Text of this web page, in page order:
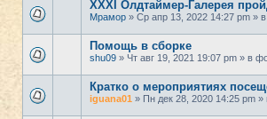
XXXI Олдтаймер-Галерея
Мрамор » Ср апр 13, 2022 14:27 pm »
Помощь в сборке
shu09 » Чт авг 19, 2021 19:07 pm » в
Кратко о мероприятиях
iguana01 » Пн дек 28, 2020 14:25 pm